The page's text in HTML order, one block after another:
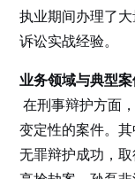
执业期间办理了
诉讼实战经验。
业务领域与典型案
在刑事辩护方面
变定性的案件。
无罪辩护成功，